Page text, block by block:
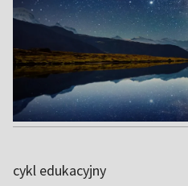
cykl edukacyjny